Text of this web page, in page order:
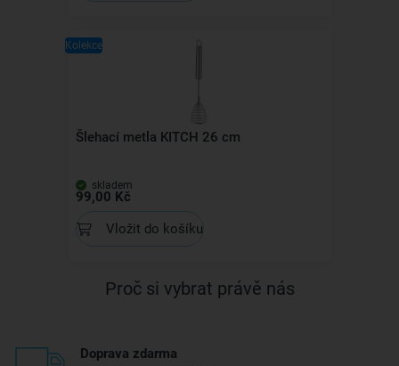
Kolekce
Šlehací metla KITCH 26 cm
skladem
99,00 Kč
Vložit do košíku
Proč si vybrat právě nás
Doprava zdarma